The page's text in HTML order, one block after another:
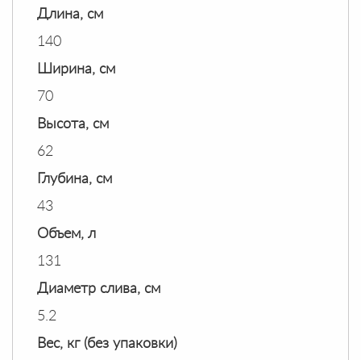
Длина, см
140
Ширина, см
70
Высота, см
62
Глубина, см
43
Объем, л
131
Диаметр слива, см
5.2
Вес, кг (без упаковки)